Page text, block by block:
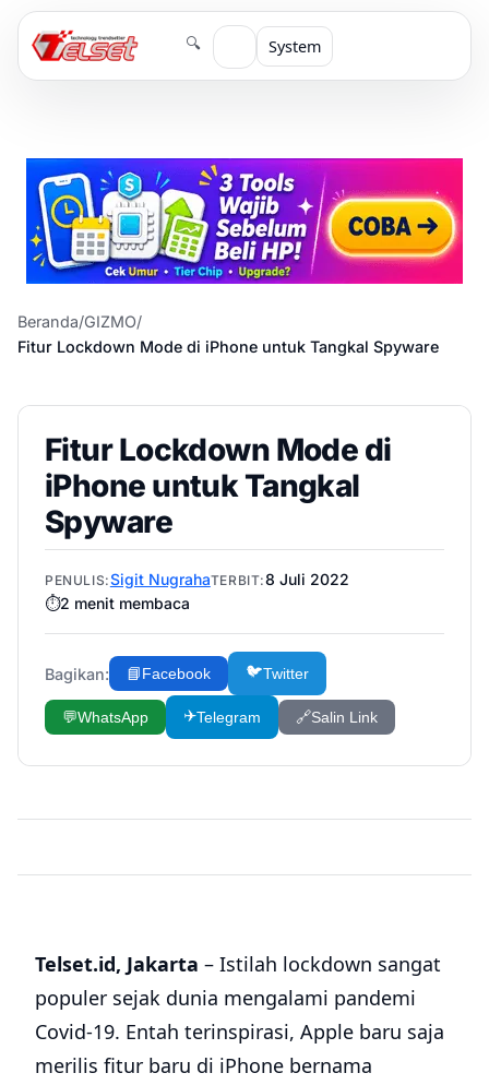
🔍 System
Beranda/GIZMO/
Fitur Lockdown Mode di iPhone untuk Tangkal Spyware
Fitur Lockdown Mode di
iPhone untuk Tangkal
Spyware
PENULIS:Sigit NugrahaTERBIT:8 Juli 2022
⏱️2 menit membaca
Bagikan: 📘Facebook 🐦Twitter
💬WhatsApp ✈️Telegram 🔗Salin Link
Telset.id, Jakarta – Istilah lockdown sangat
populer sejak dunia mengalami pandemi
Covid-19. Entah terinspirasi, Apple baru saja
merilis fitur baru di iPhone bernama